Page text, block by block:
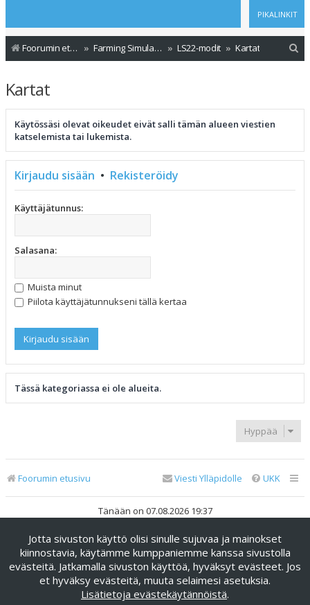
PIKALINKIT
Foorumin etusivu Farming Simulator - Modit LS22-modit Kartat
Kartat
Käytössäsi olevat oikeudet eivät salli tämän alueen viestien
katselemista tai lukemista.
Kirjaudu sisään • Rekisteröidy
Käyttäjätunnus:
Salasana:
Muista minut
Piilota käyttäjätunnukseni tällä kertaa
Tässä kategoriassa ei ole alueita.
Hyppää
Foorumin etusivu UKK
Viesti Ylläpidolle
Tänään on 07.08.2026 19:37
Keskustelufoorumin ohjelmistophpBB® Forum Software ©
phpBB Limited
Käännös: phpBB Suomi (lurttinen, harritapio, Pettis)
phpBB Metro Theme byPixelGoose Studio
Yksityisyys|Ehdot
Jotta sivuston käyttö olisi sinulle sujuvaa ja mainokset
kiinnostavia, käytämme kumppaniemme kanssa sivustolla
evästeitä. Jatkamalla sivuston käyttöä, hyväksyt evästeet. Jos
et hyväksy evästeitä, muuta selaimesi asetuksia.
Lisätietoja evästekäytännöistä.